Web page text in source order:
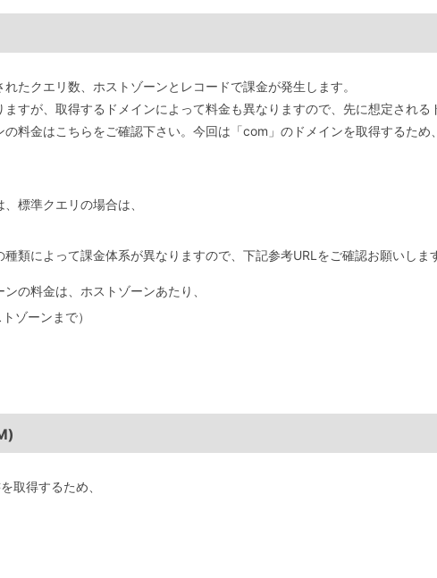
たクエリ数、ホストゾーンとレコードで課金が発生します。
すが、取得するドメインによって料金も異なりますので、先に想定される
料金はこちらをご確認下さい。今回は「com」のドメインを取得するため、
標準クエリの場合は、
類によって課金体系が異なりますので、下記参考URLをご確認お願いしま
の料金は、ホストゾーンあたり、
ゾーンまで）
取得するため、